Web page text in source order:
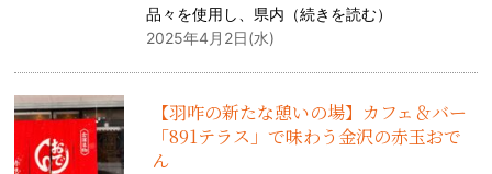
品々を使用し、県内（続きを読む）
2025年4月2日(水)
【羽咋の新たな憩いの場】カフェ＆バー
「891テラス」で味わう金沢の赤玉おで
ん